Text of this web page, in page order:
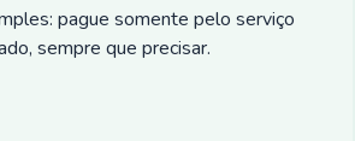
pague somente pelo serviço
sempre que precisar.